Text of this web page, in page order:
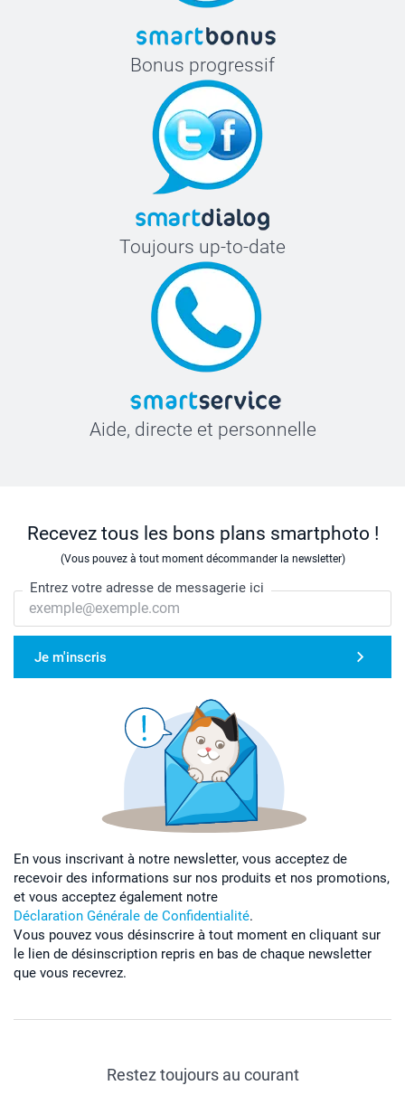
Bonus progressif
Toujours up-to-date
Aide, directe et personnelle
Recevez tous les bons plans smartphoto !
(Vous pouvez à tout moment décommander la newsletter)
Entrez votre adresse de messagerie ici
Je m'inscris
En vous inscrivant à notre newsletter, vous acceptez de
recevoir des informations sur nos produits et nos promotions,
et vous acceptez également notre
Déclaration Générale de Confidentialité.
Vous pouvez vous désinscrire à tout moment en cliquant sur
le lien de désinscription repris en bas de chaque newsletter
que vous recevrez.
Restez toujours au courant